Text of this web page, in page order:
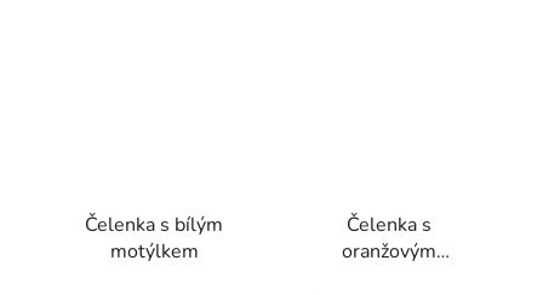
Čelenka s bílým
motýlkem
Čelenka s
oranžovým